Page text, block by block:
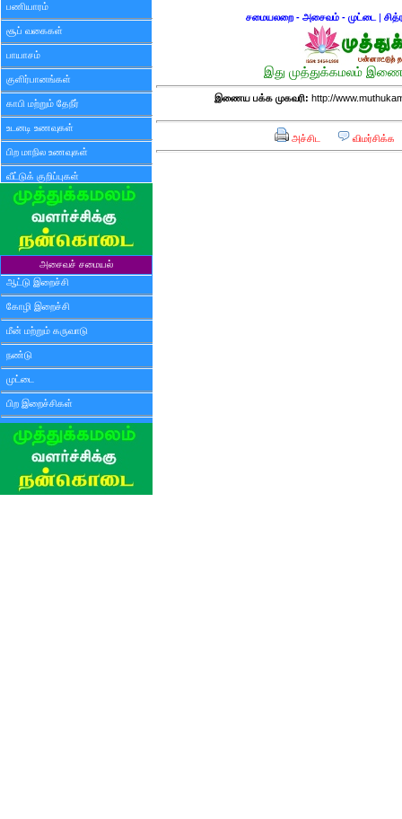
பணியாரம்
சூப் வகைகள்
பாயாசம்
குளிர்பானங்கள்
காபி மற்றும் தேநீர்
உடனடி உணவுகள்
பிற மாநில உணவுகள்
வீட்டுக் குறிப்புகள்
அசைவச் சமையல்
ஆட்டு இறைச்சி
கோழி இறைச்சி
மீன் மற்றும் கருவாடு
நண்டு
முட்டை
பிற இறைச்சிகள்
சமையலறை - அசைவம் - முட்டை |
இது முத்துக்கமலம்
இணைய பக்க முகவரி: http://
அச்சிட விமர்சிக்க